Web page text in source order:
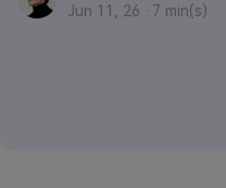
Jun 11, 26 · 7 min(s)